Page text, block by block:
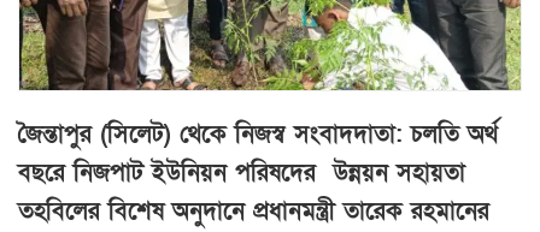
জৈন্তাপুর (সিলেট) থেকে নিজস্ব সংবাদদাতা: চলতি অর্থ
বছরে নিজপাট ইউনিয়ন পরিষদের উন্নয়ন সহায়তা
তহবিলের বিশেষ অনুদানে প্রধানমন্ত্রী তারেক রহমানের